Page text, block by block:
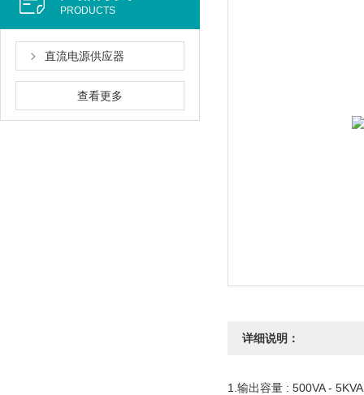
PRODUCTS
直流电源供应器
查看更多
详细说明：
1.输出容量 : 500VA - 5KVA